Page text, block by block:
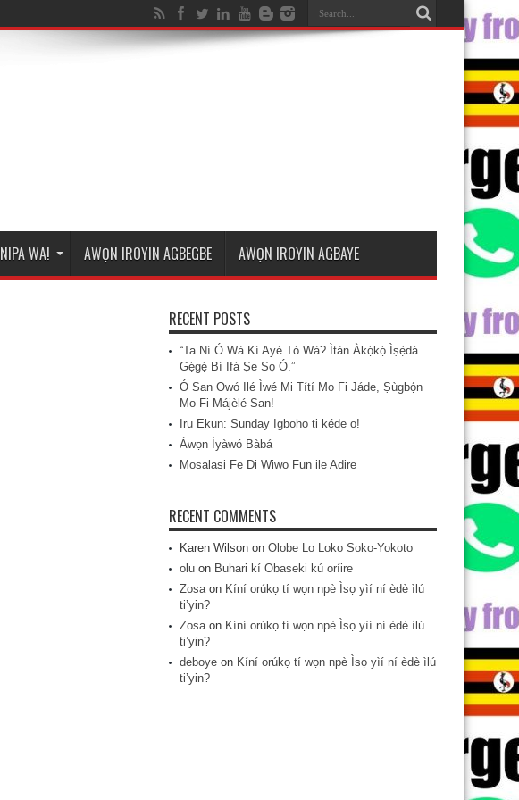
NIPA WA! AWỌN IROYIN AGBEGBE AWỌN IROYIN AGBAYE
RECENT POSTS
“Ta Ní Ó Wà Kí Ayé Tó Wà? Ìtàn Àkọ́kọ́ Ìṣẹ̀dá
Gẹ́gẹ́ Bí Ifá Ṣe Sọ Ó.”
Ó San Owó Ilé Ìwé Mi Títí Mo Fi Jáde, Ṣùgbọ́n
Mo Fi Májèlé San!
Iru Ekun: Sunday Igboho ti kéde o!
Àwọn Ìyàwó Bàbá
Mosalasi Fe Di Wiwo Fun ile Adire
RECENT COMMENTS
Karen Wilson on Olobe Lo Loko Soko-Yokoto
olu on Buhari kí Obaseki kú oríire
Zosaon Kíní orúkọ tí wọn npè Ìsọ yìí ní èdè ìlú
ti’yin?
Zosaon Kíní orúkọ tí wọn npè Ìsọ yìí ní èdè ìlú
ti’yin?
deboye on Kíní orúkọ tí wọn npè Ìsọ yìí ní èdè ìlú
ti’yin?